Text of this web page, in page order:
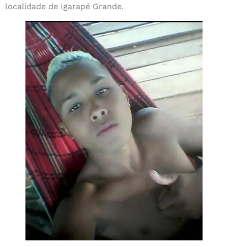
localidade de Igarapé Grande.